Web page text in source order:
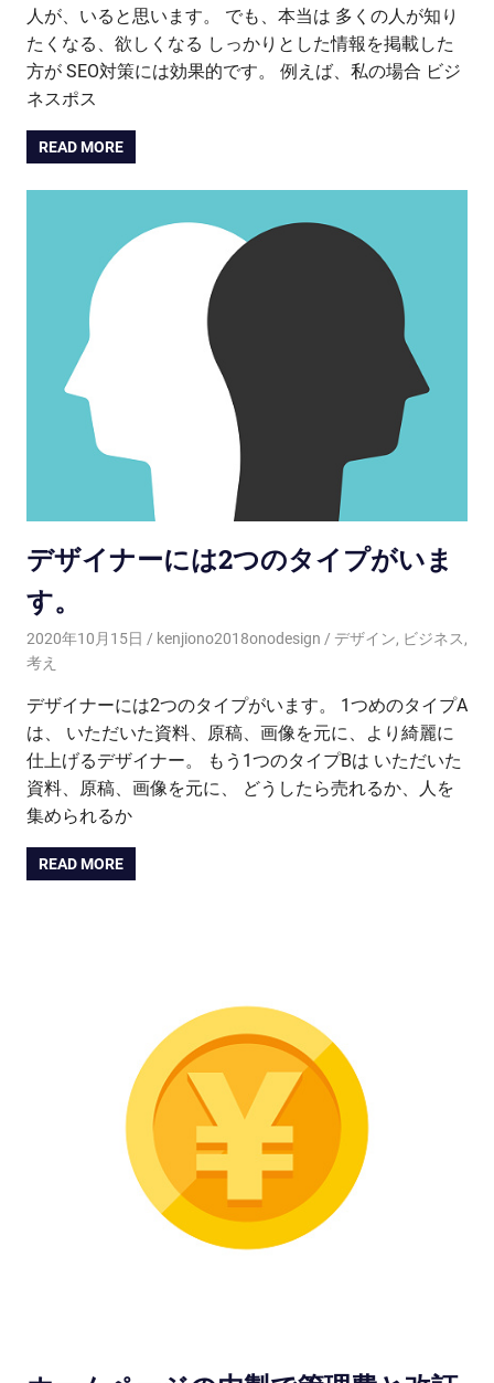
人が、いると思います。 でも、本当は 多くの人が知り
たくなる、欲しくなる しっかりとした情報を掲載した
方が SEO対策には効果的です。 例えば、私の場合 ビジ
ネスポス
READ MORE
デザイナーには2つのタイプがいま
す。
2020年10月15日 kenjiono2018onodesign デザイン, ビジネス,
考え
デザイナーには2つのタイプがいます。 1つめのタイプA
は、 いただいた資料、原稿、画像を元に、より綺麗に
仕上げるデザイナー。 もう1つのタイプBは いただいた
資料、原稿、画像を元に、 どうしたら売れるか、人を
集められるか
READ MORE